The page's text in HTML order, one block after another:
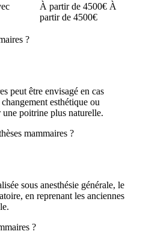
À partir de 4500€ À
partir de 4500€
?
peut être envisagé en cas
esthétique ou
poitrine plus naturelle.
mammaires ?
sous anesthésie générale, le
en reprenant les anciennes
?